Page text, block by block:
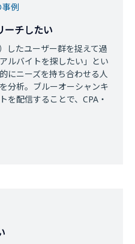
例
ーチしたい
したユーザー群を捉えて過
ルバイトを探したい」とい
にニーズを持ち合わせる人
分析。ブルーオーシャンキ
を配信することで、CPA・